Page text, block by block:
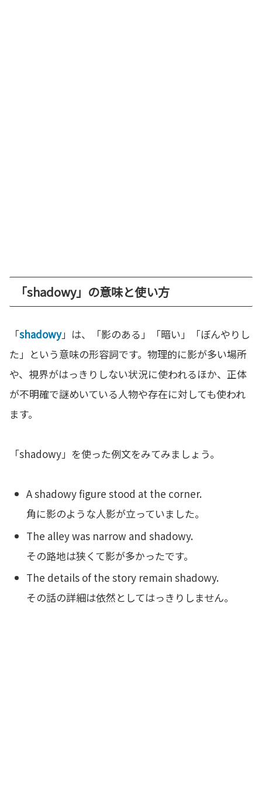
「shadowy」の意味と使い方
「shadowy」は、「影のある」「暗い」「ぼんやりし
た」という意味の形容詞です。物理的に影が多い場所
や、視界がはっきりしない状況に使われるほか、正体
が不明確で謎めいている人物や存在に対しても使われ
ます。
「shadowy」を使った例文をみてみましょう。
A shadowy figure stood at the corner.
角に影のような人影が立っていました。
The alley was narrow and shadowy.
その路地は狭くて影が多かったです。
The details of the story remain shadowy.
その話の詳細は依然としてはっきりしません。